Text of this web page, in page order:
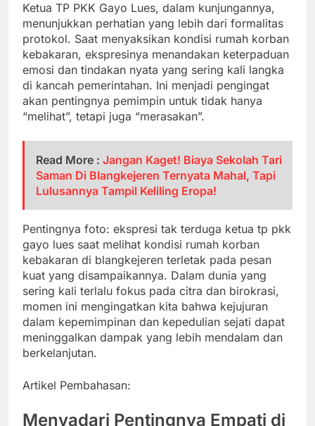
Ketua TP PKK Gayo Lues, dalam kunjungannya,
menunjukkan perhatian yang lebih dari formalitas
protokol. Saat menyaksikan kondisi rumah korban
kebakaran, ekspresinya menandakan keterpaduan
emosi dan tindakan nyata yang sering kali langka
di kancah pemerintahan. Ini menjadi pengingat
akan pentingnya pemimpin untuk tidak hanya
“melihat”, tetapi juga “merasakan”.
Read More : Jangan Kaget! Biaya Sekolah Tari
Saman Di Blangkejeren Ternyata Mahal, Tapi
Lulusannya Tampil Keliling Eropa!
Pentingnya foto: ekspresi tak terduga ketua tp pkk
gayo lues saat melihat kondisi rumah korban
kebakaran di blangkejeren terletak pada pesan
kuat yang disampaikannya. Dalam dunia yang
sering kali terlalu fokus pada citra dan birokrasi,
momen ini mengingatkan kita bahwa kejujuran
dalam kepemimpinan dan kepedulian sejati dapat
meninggalkan dampak yang lebih mendalam dan
berkelanjutan.
Artikel Pembahasan:
Menyadari Pentingnya Empati di